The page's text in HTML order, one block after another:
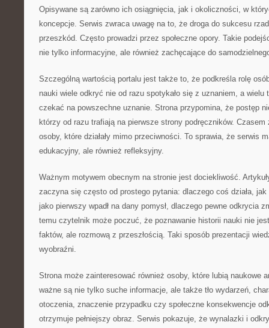
Opisywane są zarówno ich osiągnięcia, jak i okoliczności, w
koncepcje. Serwis zwraca uwagę na to, że droga do sukcesu
przeszkód. Często prowadzi przez społeczne opory. Takie
nie tylko informacyjne, ale również zachęcające do
Szczególną wartością portalu jest także to, że podkreśla rolę
nauki wiele odkryć nie od razu spotykało się z uznaniem, a wielu
czekać na powszechne uznanie. Strona przypomina, że postęp
którzy od razu trafiają na pierwsze strony podręczników.
osoby, które działały mimo przeciwności. To sprawia, że serwis
edukacyjny, ale również refleksyjny.
Ważnym motywem obecnym na stronie jest dociekliwość.
zaczyna się często od prostego pytania: dlaczego coś działa, jak
jako pierwszy wpadł na dany pomysł, dlaczego pewne odkrycia
temu czytelnik może poczuć, że poznawanie historii nauki nie
faktów, ale rozmową z przeszłością. Taki sposób prezentacji
wyobraźni.
Strona może zainteresować również osoby, które lubią naukowe
ważne są nie tylko suche informacje, ale także tło wydarzeń,
otoczenia, znaczenie przypadku czy społeczne konsekwencje
otrzymuje pełniejszy obraz. Serwis pokazuje, że wynalazki i